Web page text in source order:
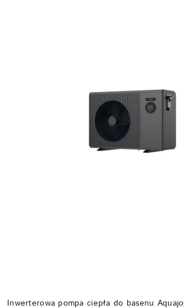
Inwerterowa pompa ciepła do basenu